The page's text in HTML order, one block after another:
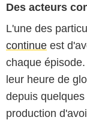
Des acteurs
L'une des
continue est
chaque
leur heure de
depuis
production